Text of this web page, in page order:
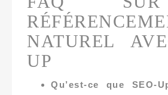
NATUREL
UP
Qu’est-ce que SEO-